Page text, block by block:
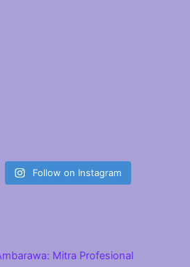
Follow on Instagram
Mitra Profesional